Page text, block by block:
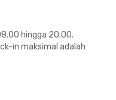
hingga 20.00.
in maksimal adalah